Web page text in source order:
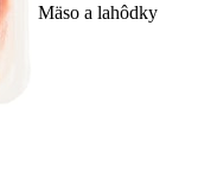
Mäso a lahôdky